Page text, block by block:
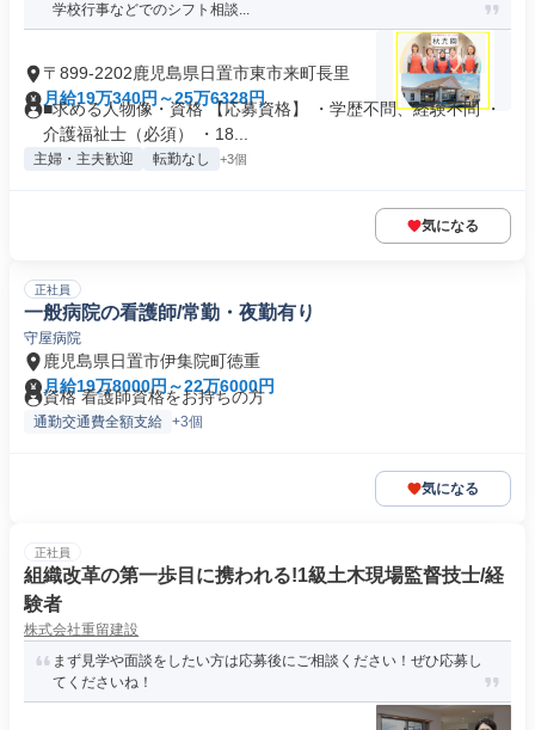
学校行事などでのシフト相談...
〒899-2202鹿児島県日置市東市来町長里
月給19万340円～25万6328円
■求める人物像・資格 【応募資格】 ・学歴不問、経験不問 ・
介護福祉士（必須） ・18...
主婦・主夫歓迎 転勤なし +3個
気になる
正社員
一般病院の看護師/常勤・夜勤有り
守屋病院
鹿児島県日置市伊集院町徳重
月給19万8000円～22万6000円
資格 看護師資格をお持ちの方
通勤交通費全額支給 +3個
気になる
正社員
組織改革の第一歩目に携われる!1級土木現場監督技士/経
験者
株式会社重留建設
まず見学や面談をしたい方は応募後にご相談ください！ぜひ応募し
てくださいね！